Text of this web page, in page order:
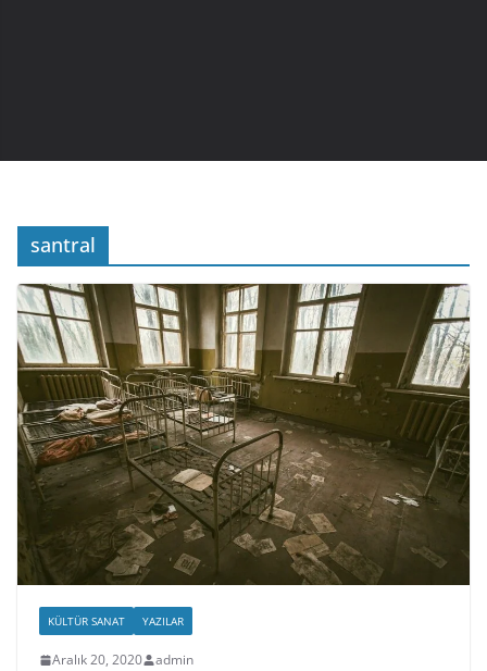
santral
KÜLTÜR SANAT YAZILAR
Aralık 20, 2020 admin